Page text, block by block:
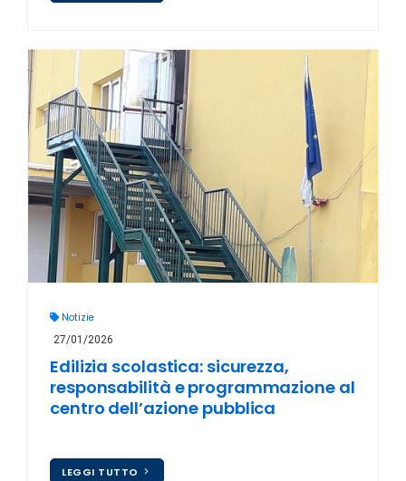
Notizie
27/01/2026
Edilizia scolastica: sicurezza,
responsabilità e programmazione al
centro dell’azione pubblica
LEGGI TUTTO